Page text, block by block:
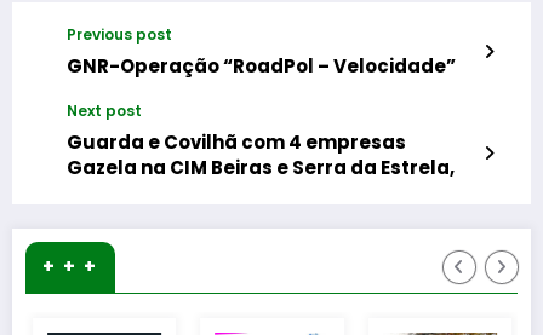
Previous post
GNR-Operação “RoadPol – Velocidade”
Next post
Guarda e Covilhã com 4 empresas
Gazela na CIM Beiras e Serra da Estrela,
+ + +